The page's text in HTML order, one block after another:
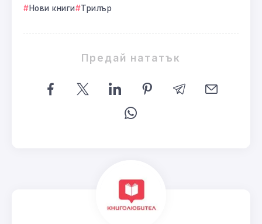
Нови книги
Трилър
Предай нататък